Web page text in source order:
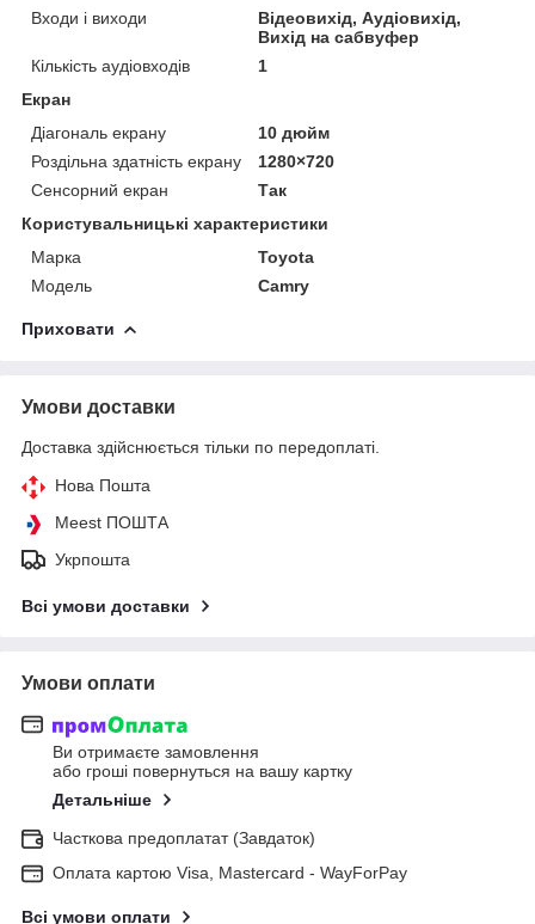
Входи і виходи
Відеовихід, Аудіовихід,
Вихід на сабвуфер
Кількість аудіовходів
1
Екран
Діагональ екрану
10 дюйм
Роздільна здатність екрану
1280×720
Сенсорний екран
Так
Користувальницькі характеристики
Марка
Toyota
Модель
Camry
Приховати
Умови доставки
Доставка здійснюється тільки по передоплаті.
Нова Пошта
Meest ПОШТА
Укрпошта
Всі умови доставки
Умови оплати
Ви отримаєте замовлення
або гроші повернуться на вашу картку
Детальніше
Часткова предоплатат (Завдаток)
Оплата картою Visa, Mastercard - WayForPay
Всі умови оплати